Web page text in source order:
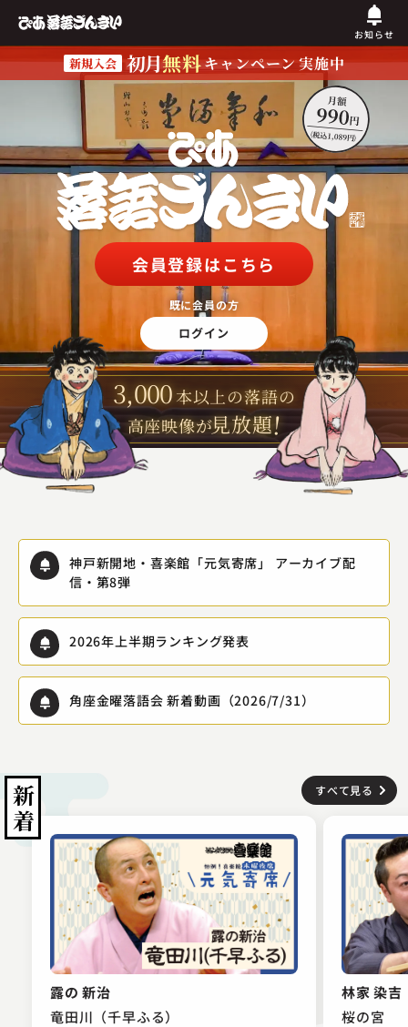
お知らせ
会員登録はこちら
既に会員の方
ログイン
3,000本以上の落語の
高座映像が見放題!
新規入会 初月無料キャンペーン 実施中
神戸新開地・喜楽館「元気寄席」 アーカイブ配
信・第8弾
2026年上半期ランキング発表
角座金曜落語会 新着動画（2026/7/31）
新着 すべて見る
露の 新治
竜田川（千早ふる）
林家 染吉
桜の宮